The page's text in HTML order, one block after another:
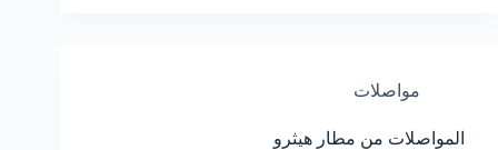
مواصلات
المواصلات من مطار هيثرو